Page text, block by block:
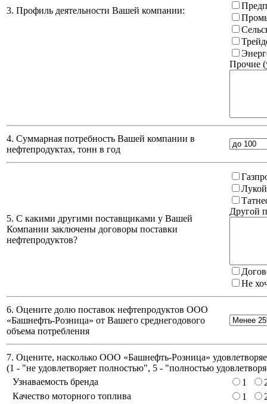
3. Профиль деятельности Вашей компании:
Прочие
4. Суммарная потребность Вашей компании в
нефтепродуктах, тонн в год
5. С какими другими поставщиками у Вашей
Компании заключены договоры поставки
нефтепродуктов?
Другой
Не
6. Оцените долю поставок нефтепродуктов ООО
«Башнефть-Розница» от Вашего среднегодового
объема потребления
7. Оцените, насколько ООО «Башнефть-Розница»
(1 - "не удовлетворяет полностью", 5 - "полностью
Узнаваемость бренда
1
Качество моторного топлива
1